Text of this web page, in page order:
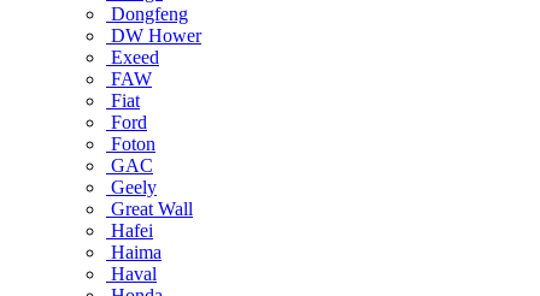
Dongfeng
DW Hower
Exeed
FAW
Fiat
Ford
Foton
GAC
Geely
Great Wall
Hafei
Haima
Haval